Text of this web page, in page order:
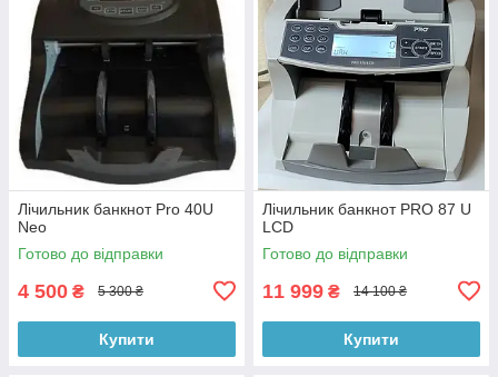
Лічильник банкнот Pro 40U
Neo
Готово до відправки
4 500 ₴ 5 300 ₴
Купити
Лічильник банкнот PRO 87 U
LCD
Готово до відправки
11 999 ₴ 14 100 ₴
Купити